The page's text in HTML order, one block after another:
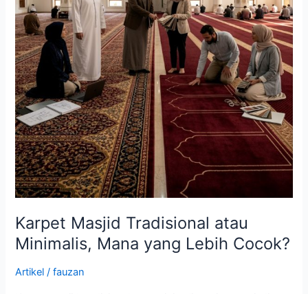
Karpet Masjid Tradisional atau
Minimalis, Mana yang Lebih Cocok?
Artikel /fauzan